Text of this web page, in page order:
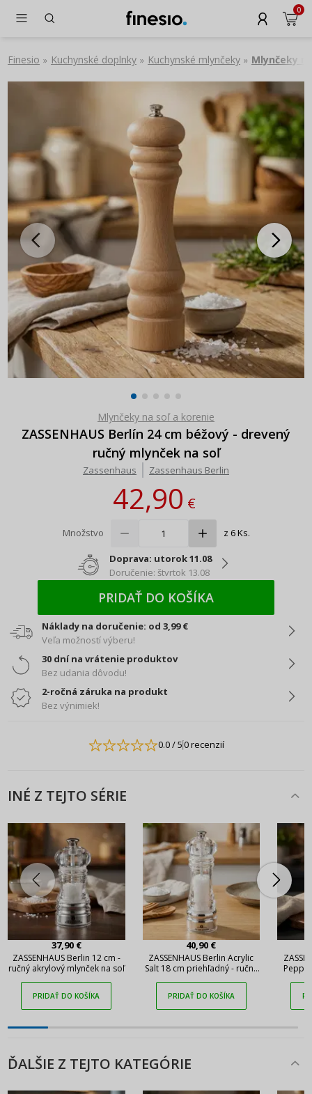
0
Finesio » Kuchynské doplnky » Kuchynské mlynčeky » Mlynčeky
Mlynčeky na soľ a korenie
ZASSENHAUS Berlín 24 cm béžový - drevený
ručný mlynček na soľ
Zassenhaus Zassenhaus Berlin
42,90€
Množstvo z 6 Ks.
Doprava: utorok 11.08
Doručenie: štvrtok 13.08
PRIDAŤ DO KOŠÍKA
Náklady na doručenie: od 3,99 €
Veľa možností výberu!
30 dní na vrátenie produktov
Bez udania dôvodu!
2-ročná záruka na produkt
Bez výnimiek!
0.0/ 50 recenzií
INÉ Z TEJTO SÉRIE
37,90 €
ZASSENHAUS Berlin 12 cm -
ručný akrylový mlynček na soľ
PRIDAŤ DO KOŠÍKA
40,90 €
ZASSENHAUS Berlin Acrylic
Salt 18 cm priehľadný - ručný
PRIDAŤ DO KOŠÍKA
ĎALŠIE Z TEJTO KATEGÓRIE